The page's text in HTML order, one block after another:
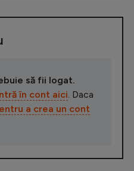
să fii logat.
în cont aici. Daca
a crea un cont